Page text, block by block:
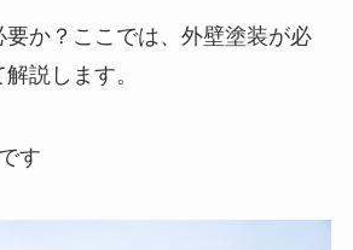
か？ここでは、外壁塗装が必
説します。
す